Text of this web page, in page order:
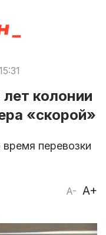
колонии
«скорой»
перевозки
A- A+